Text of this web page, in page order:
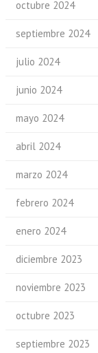
octubre 2024
septiembre 2024
julio 2024
junio 2024
mayo 2024
abril 2024
marzo 2024
febrero 2024
enero 2024
diciembre 2023
noviembre 2023
octubre 2023
septiembre 2023